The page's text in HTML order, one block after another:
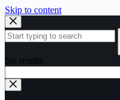
Skip to content
No results